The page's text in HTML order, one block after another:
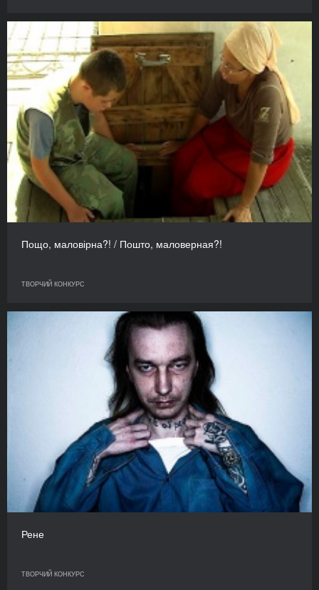
Пощо, маловірна?! / Пошто, маловерная?!
ТВОРЧИЙ КОНКУРС
Рене
ТВОРЧИЙ КОНКУРС